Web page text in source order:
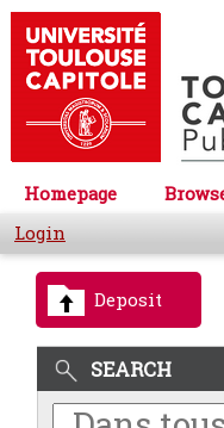
Homepage
Login
Deposit
SEARCH